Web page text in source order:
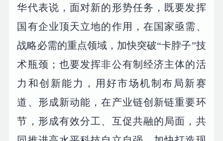
华代表说，面对新的形势任务，既要发挥
国有企业顶天立地的作用，在国家亟需、
战略必需的重点领域，加快突破“卡脖子”技
术瓶颈；也要发挥非公有制经济主体的活
力和创新能力，用好市场机制布局新赛
道、形成新动能，在产业链创新链重要环
节，形成有效分工、互促共融的局面，共